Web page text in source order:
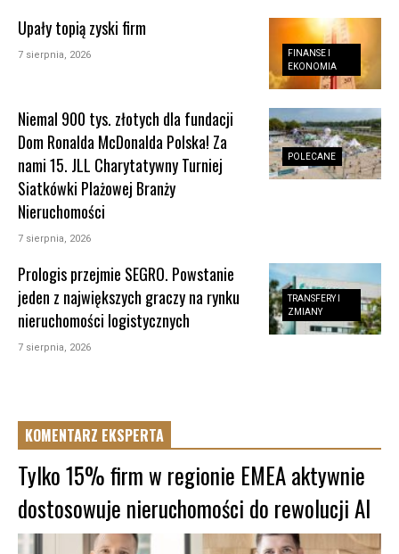
FINANSE I
EKONOMIA
Upały topią zyski firm
7 sierpnia, 2026
POLECANE
Niemal 900 tys. złotych dla fundacji
Dom Ronalda McDonalda Polska! Za
nami 15. JLL Charytatywny Turniej
Siatkówki Plażowej Branży
Nieruchomości
7 sierpnia, 2026
TRANSFERY I
ZMIANY
Prologis przejmie SEGRO. Powstanie
jeden z największych graczy na rynku
nieruchomości logistycznych
7 sierpnia, 2026
KOMENTARZ EKSPERTA
Tylko 15% firm w regionie EMEA aktywnie
dostosowuje nieruchomości do rewolucji AI